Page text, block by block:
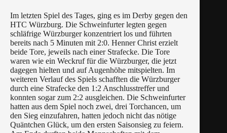
Im letzten Spiel des Tages, ging es im Derby gegen den
HTC Würzburg. Die Schweinfurter legten gegen
schläfrige Würzburger konzentriert los und führten
bereits nach 5 Minuten mit 2:0. Henner Christ erzielt
beide Tore, jeweils nach einer Strafecke. Die Tore
waren wie ein Weckruf für die Würzburger, die jetzt
dagegen hielten und auf Augenhöhe mitspielten. Im
weiteren Verlauf des Spiels schafften die Würzburger
durch eine Strafecke den 1:2 Anschlusstreffer und
konnten sogar zum 2:2 ausgleichen. Die Schweinfurter
hatten aus dem Spiel noch zwei, drei Torchancen, um
den Sieg einzufahren, hatten jedoch nicht das nötige
Quäntchen Glück, um den ersten Saisonsieg zu feiern.